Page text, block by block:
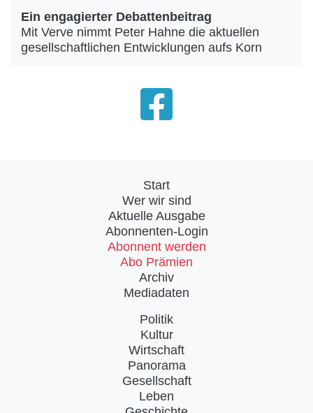
Ein engagierter Debattenbeitrag
Mit Verve nimmt Peter Hahne die aktuellen
gesellschaftlichen Entwicklungen aufs Korn
Start
Wer wir sind
Aktuelle Ausgabe
Abonnenten-Login
Abonnent werden
Abo Prämien
Archiv
Mediadaten
Politik
Kultur
Wirtschaft
Panorama
Gesellschaft
Leben